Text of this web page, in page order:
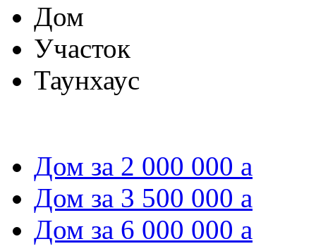
Дом
Участок
Таунхаус
Дом за 2 000 000 a
Дом за 3 500 000 a
Дом за 6 000 000 a